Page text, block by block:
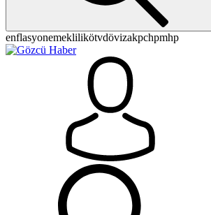
enflasyonemeklilikötvdövizakpchpmhp